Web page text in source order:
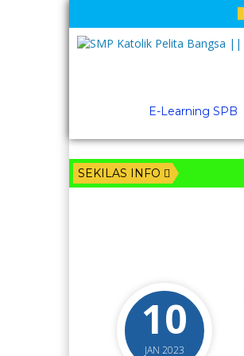
E-Learning SPB
SEKILAS INFO
10
JAN 2023